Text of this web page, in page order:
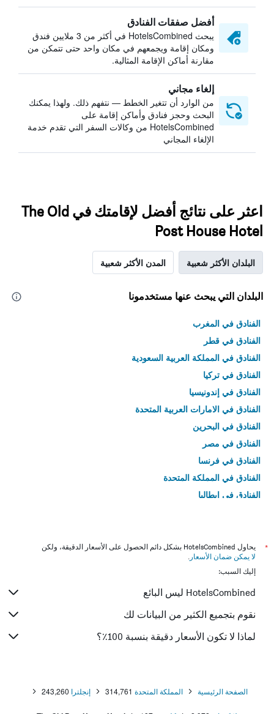
أفضل صفقات الفنادق
يبحث HotelsCombined في أكثر من 3 ملايين فندق
ومكان إقامة ويجمعهم في مكان واحد حتى تتمكن من
مقارنة أماكن الإقامة المثالية.
إلغاء مجاني
من الوارد أن تتغير الخطط — نتفهم ذلك. ولهذا يمكنك
البحث وحجز فنادق وأماكن إقامة على
HotelsCombined من وكالات السفر التي تقدم خدمة
الإلغاء المجاني
اعثر على نتائج أفضل لإقامتك في The Old
Post House Hotel
البلدان الأكثر شعبية المدن الأكثر شعبية
البلدان التي يبحث عنها مستخدمونا
الفنادق في المغرب
الفنادق في قطر
الفنادق في المملكة العربية السعودية
الفنادق في تركيا
الفنادق في إندونيسيا
الفنادق في الامارات العربية المتحدة
الفنادق في البحرين
الفنادق في مصر
الفنادق في فرنسا
الفنادق في المملكة المتحدة
الفنادق في إيطاليا
*
يحاول HotelsCombined بشكل دائم الحصول على الأسعار الدقيقة، ولكن
لا يمكن ضمان الأسعار .
إليك السبب:
HotelsCombined ليس البائع
نقوم بتجميع الكثير من البيانات لك
لماذا لا تكون الأسعار دقيقة بنسبة 100٪؟
الصفحة الرئيسية المملكة المتحدة 314,761 إنجلترا 243,260